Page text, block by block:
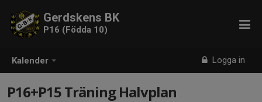
Kalender Logga in
Gerdskens BK
P16 (Födda 10)
P16+P15 Träning Halvplan